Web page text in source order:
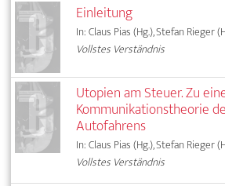
Einleitung
In: Claus Pias (Hg.), Stefan Rieger
Vollstes Verständnis
Utopien am Steuer. Zu
Kommunikationstheorie
Autofahrens
In: Claus Pias (Hg.), Stefan Rieger
Vollstes Verständnis